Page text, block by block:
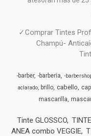
✓Comprar Tintes
Champú-
-barber -barberia -
aclarado brillo cabello
mascarilla
Tinte GLOSSCO
ANEA combo VEGGIE